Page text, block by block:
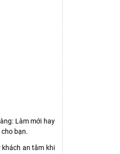
Làm mới hay
bạn.
khách an tâm khi